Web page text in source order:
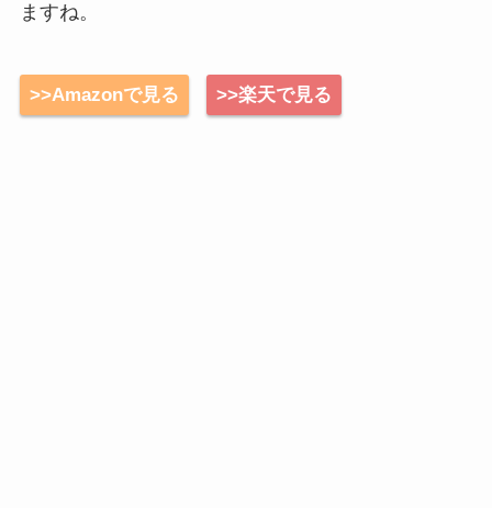
ますね。
>>Amazonで見る >>楽天で見る